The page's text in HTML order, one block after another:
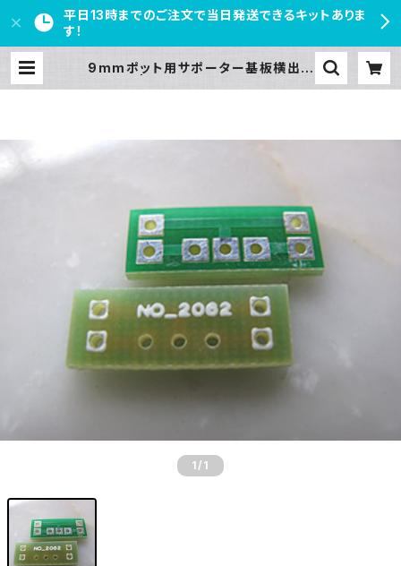
平日13時までのご注文で当日発送できるキットありま
す！
9mmポット用サポーター基板横出し
1 /1